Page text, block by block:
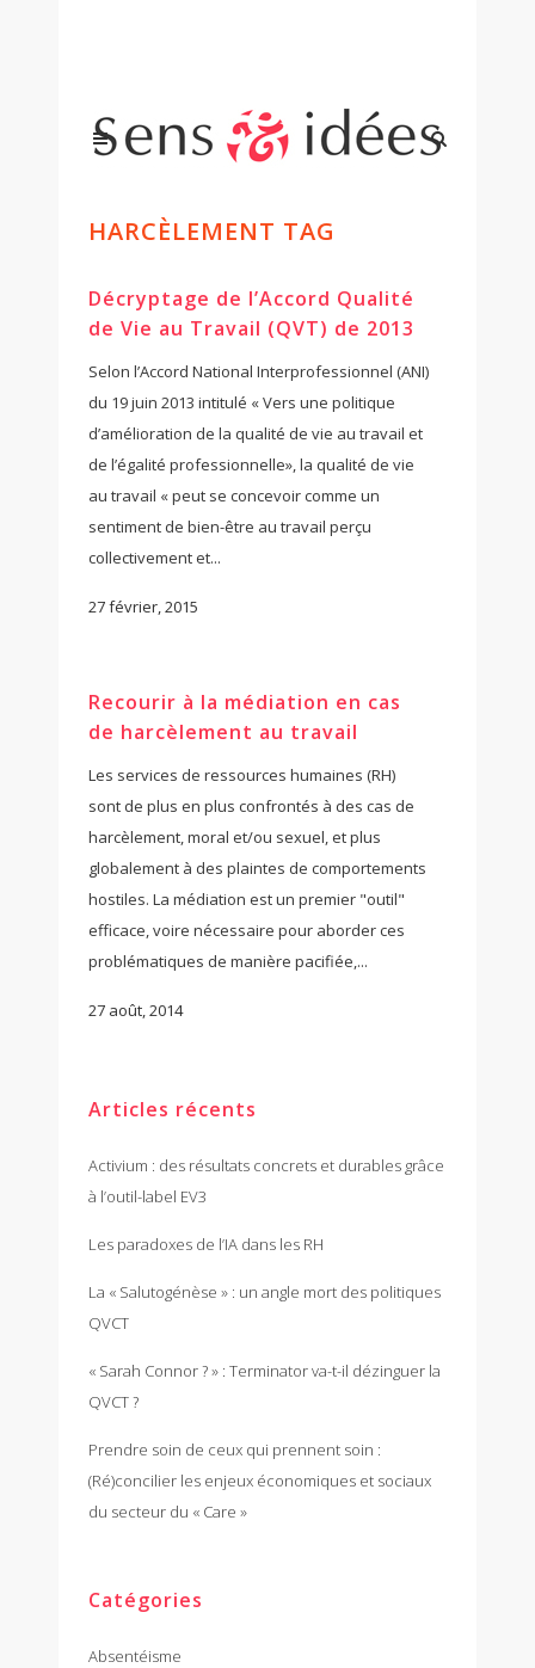
HARCÈLEMENT TAG
Décryptage de l’Accord Qualité
de Vie au Travail (QVT) de 2013
Selon l’Accord National Interprofessionnel (ANI)
du 19 juin 2013 intitulé « Vers une politique
d’amélioration de la qualité de vie au travail et
de l’égalité professionnelle», la qualité de vie
au travail « peut se concevoir comme un
sentiment de bien-être au travail perçu
collectivement et...
27 février, 2015
Recourir à la médiation en cas
de harcèlement au travail
Les services de ressources humaines (RH)
sont de plus en plus confrontés à des cas de
harcèlement, moral et/ou sexuel, et plus
globalement à des plaintes de comportements
hostiles. La médiation est un premier "outil"
efficace, voire nécessaire pour aborder ces
problématiques de manière pacifiée,...
27 août, 2014
Articles récents
Activium : des résultats concrets et durables grâce
à l’outil-label EV3
Les paradoxes de l’IA dans les RH
La « Salutogénèse » : un angle mort des politiques
QVCT
« Sarah Connor ? » : Terminator va-t-il dézinguer la
QVCT ?
Prendre soin de ceux qui prennent soin :
(Ré)concilier les enjeux économiques et sociaux
du secteur du « Care »
Catégories
Absentéisme